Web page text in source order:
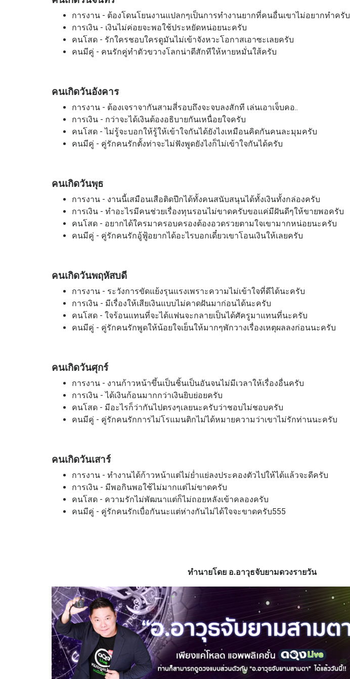
การงาน - ต้องโดนโยนงานแปลกๆเป็นการทำงานยากที่คนอื่นเขาไม่อยากทำครับ
การเงิน - เงินไม่ค่อยจะพอใช้ประหยัดหน่อยนะครับ
คนโสด - รักใครชอบใครดูมันไม่เข้าจังหวะโอกาสเอาซะเลยครับ
คนมีคู่ - คนรักคู่ทำตัวขวางโลกน่าตีสักทีให้หายหมั่นใส้ครับ
คนเกิดวันอังคาร
การงาน - ต้องเจราจากันสามสี่รอบถึงจะจบลงสักที เล่นเอาเจ็บคอ..
การเงิน - กว่าจะได้เงินต้องอธิบายกันเหนื่อยใจครับ
คนโสด - ไม่รู้จะบอกให้รู้ให้เข้าใจกันได้ยังไงเหมือนคิดกันคนละมุมครับ
คนมีคู่ - คู่รักคนรักตั้งท่าจะไม่ฟังพูดยังไงก็ไม่เข้าใจกันได้ครับ
คนเกิดวันพุธ
การงาน - งานนี้เสมือนเสือติดปีกได้ทั้งคนสนับสนุนได้ทั้งเงินทั้งกล่องครับ
การเงิน - ทำอะไรมีคนช่วยเรื่องทุนรอนไม่ขาดครับขอแค่มีฝันดีๆให้ขายพอครับ
คนโสด - อยากได้ใครมาครอบครองต้องอวดรวยตามใจเขามากหน่อยนะครับ
คนมีคู่ - คู่รักคนรักอู้ฟู้อยากได้อะไรบอกเดี๋ยวเขาโอนเงินให้เลยครับ
คนเกิดวันพฤหัสบดี
การงาน - ระวังการขัดแย้งรุนแรงเพราะความไม่เข้าใจที่ดีได้นะครับ
การเงิน - มีเรื่องให้เสียเงินแบบไม่คาดฝันมาก่อนได้นะครับ
คนโสด - ใจร้อนแทนที่จะได้แฟนจะกลายเป็นได้ศัครูมาแทนที่นะครับ
คนมีคู่ - คู่รักคนรักพูดให้น้อยใจเย็นให้มากๆพักวางเรื่องเหตุผลลงก่อนนะครับ
คนเกิดวันศุกร์
การงาน - งานก้าวหน้าขึ้นเป็นชิ้นเป็นอันจนไม่มีเวลาให้เรื่องอื่นครับ
การเงิน - ได้เงินก้อนมากกว่าเงินยิบย่อยครับ
คนโสด - มีอะไรก็ว่ากันไปตรงๆเลยนะครับว่าชอบไม่ชอบครับ
คนมีคู่ - คู่รักคนรักการไม่โรแมนติกไม่ได้หมายความว่าเขาไม่รักท่านนะครับ
คนเกิดวันเสาร์
การงาน - ทำงานได้ก้าวหน้าแต่ไม่ย่ำแย่ลงประคองตัวไปให้ได้แล้วจะดีครับ
การเงิน - มีพอกินพอใช้ไม่มากแต่ไม่ขาดครับ
คนโสด - ความรักไม่พัฒนาแต่ก็ไม่ถอยหลังเข้าคลองครับ
คนมีคู่ - คู่รักคนรักเบื่อกันนะแต่ห่างกันไม่ได้ใจจะขาดครับ555
ทำนายโดย อ.อาวุธจับยามดวงรายวัน